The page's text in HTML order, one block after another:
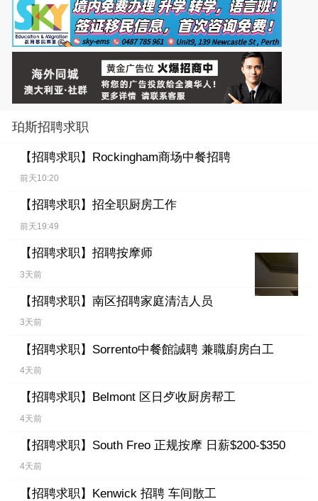
珀斯招聘求职
【招聘求职】 Rockingham商场中餐招聘
前天10:20
【招聘求职】 招全职厨房工作
前天19:49
【招聘求职】 招聘按摩师
3天前
【招聘求职】 南区招聘家庭清洁人员
3天前
【招聘求职】 Sorrento中餐館誠聘 兼職廚房白工
4天前
【招聘求职】 Belmont 区日歺收厨房帮工
4天前
【招聘求职】 South Freo 正规按摩 日薪$200-$350
4天前
【招聘求职】 Kenwick 招聘 车间散工